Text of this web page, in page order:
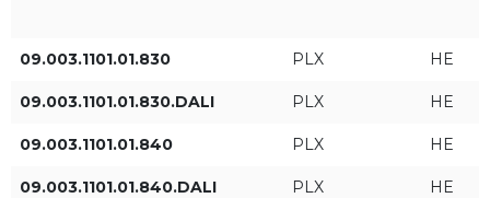
Wallwasher
09.003.1101.01.830 PLX HE
09.003.1101.01.830.DALI PLX HE
09.003.1101.01.840 PLX HE
09.003.1101.01.840.DALI PLX HE